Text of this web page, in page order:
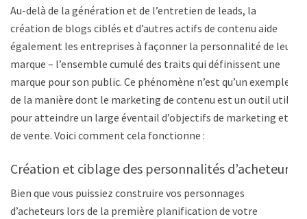
Au-delà de la génération et de l’entretien de leads, la
création de blogs ciblés et d’autres actifs de contenu aide
également les entreprises à façonner la personnalité de leur
marque – l’ensemble cumulé des traits qui définissent une
marque pour son public. Ce phénomène n’est qu’un exemple
de la manière dont le marketing de contenu est un outil utile
pour atteindre un large éventail d’objectifs de marketing et
de vente. Voici comment cela fonctionne :
Création et ciblage des personnalités d’acheteurs
Bien que vous puissiez construire vos personnages
d’acheteurs lors de la première planification de votre